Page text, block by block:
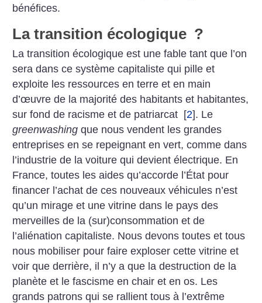
bénéfices.
La transition écologique ?
La transition écologique est une fable tant que l’on
sera dans ce système capitaliste qui pille et
exploite les ressources en terre et en main
d’œuvre de la majorité des habitants et habitantes,
sur fond de racisme et de patriarcat [2]. Le
greenwashing que nous vendent les grandes
entreprises en se repeignant en vert, comme dans
l’industrie de la voiture qui devient électrique. En
France, toutes les aides qu’accorde l’État pour
financer l’achat de ces nouveaux véhicules n’est
qu’un mirage et une vitrine dans le pays des
merveilles de la (sur)consommation et de
l’aliénation capitaliste. Nous devons toutes et tous
nous mobiliser pour faire exploser cette vitrine et
voir que derrière, il n’y a que la destruction de la
planète et le fascisme en chair et en os. Les
grands patrons qui se rallient tous à l’extrême